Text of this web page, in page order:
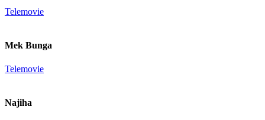
Telemovie
Mek Bunga
Telemovie
Najiha